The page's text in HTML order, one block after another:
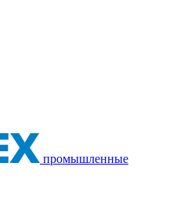
промышленные